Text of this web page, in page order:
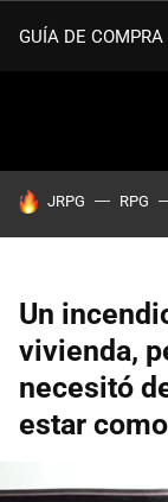
GUÍA DE COMPRA
HOY SE HABLA
JRPG RPG
Un
vivienda,
necesitó
estar